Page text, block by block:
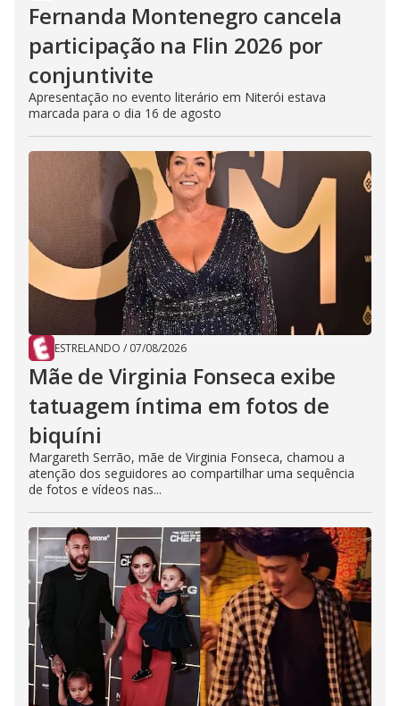
Fernanda Montenegro cancela
participação na Flin 2026 por
conjuntivite
Apresentação no evento literário em Niterói estava
marcada para o dia 16 de agosto
ESTRELANDO / 07/08/2026
Mãe de Virginia Fonseca exibe
tatuagem íntima em fotos de
biquíni
Margareth Serrão, mãe de Virginia Fonseca, chamou a
atenção dos seguidores ao compartilhar uma sequência
de fotos e vídeos nas...